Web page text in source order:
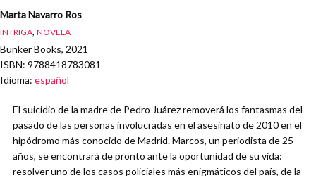
Marta Navarro Ros
INTRIGA, NOVELA
Bunker Books, 2021
ISBN: 9788418783081
Idioma: español
El suicidio de la madre de Pedro Juárez removerá los fantasmas del
pasado de las personas involucradas en el asesinato de 2010 en el
hipódromo más conocido de Madrid. Marcos, un periodista de 25
años, se encontrará de pronto ante la oportunidad de su vida:
resolver uno de los casos policiales más enigmáticos del país, de la